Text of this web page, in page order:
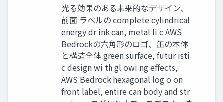
光る効果のある未来的なデザイン、
前面 ラベルの complete cylindrical
energy dr ink can, metal li c AWS
Bedrockの六角形のロゴ、缶の本体
と構造全体 green surface, futur isti
c design wi th gl owi ng effects,
AWS Bedrock hexagonal log o on
front label, entire can body and str